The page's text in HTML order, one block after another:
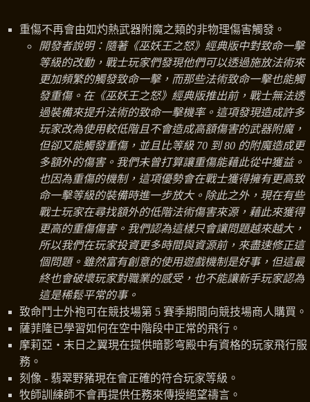
重傷不再會由如灼熱武器附魔之類的非物理傷害觸發。
開發者說明：隨著《巫妖王之怒》經典版中對致命一擊
等級的改動，戰士玩家們發現他們可以透過施放法術來
更加頻繁的觸發致命一擊，而那些法術致命一擊也能觸
發重傷。在《巫妖王之怒》經典版推出前，戰士無法透
過裝備來提升法術的致命一擊機率。這項發現造成許多
玩家改為使用較低階且不會造成高額傷害的武器附魔，
但卻又能觸發重傷，並且比等級 70 到 80 的附魔造成更
多額外的傷害。我們未曾打算讓重傷能藉此從中獲益。
也因為重傷的機制，這項優勢會在戰士獲得擁有更高致
命一擊等級的裝備時進一步放大。除此之外，現在有些
戰士玩家在尋找額外的低階法術傷害來源，藉此來獲得
更高的重傷傷害。我們認為這樣只會讓問題越來越大，
所以我們在玩家投資更多時間與資源前，來盡速修正這
個問題。雖然富有創意的使用遊戲機制是好事，但這最
終也會破壞玩家對職業的感受，也不能讓新手玩家認為
這是稀鬆平常的事。
致命鬥士外袍可在競技場第 5 賽季期間向競技場商人購買。
薩菲隆已學習如何在空中階段中正常的飛行。
摩莉亞‧末日之翼現在提供暗影穹殿中有資格的玩家飛行服
務。
刻像 - 翡翠野豬現在會正確的符合玩家等級。
牧師訓練師不會再提供任務來傳授絕望禱言。